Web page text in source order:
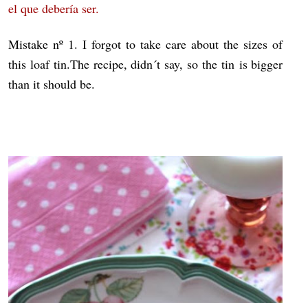
el que debería ser.
Mistake nº 1. I forgot to take care about the sizes of
this loaf tin.The recipe, didn´t say, so the tin is bigger
than it should be.